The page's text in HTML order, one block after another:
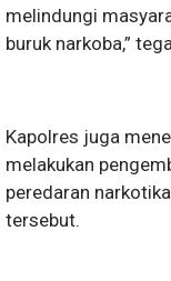
melindungi
buruk narkoba,”
Kapolres juga
melakukan
peredaran
tersebut.